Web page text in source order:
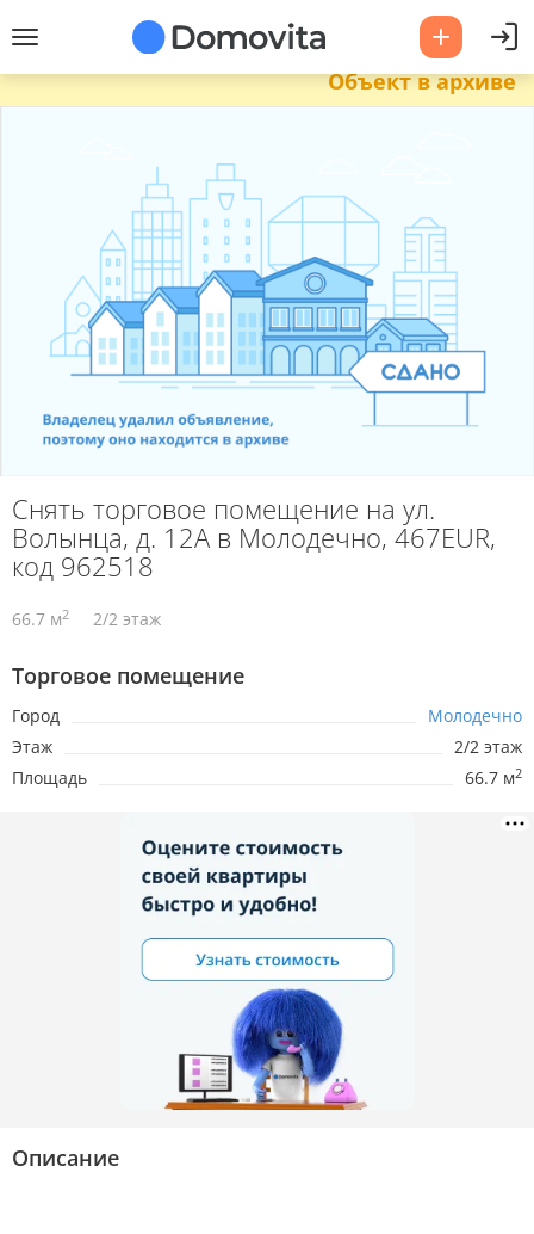
Объект в архиве
Снять торговое помещение на ул.
Волынца, д. 12А в Молодечно, 467EUR,
код 962518
66.7 м2 2/2 этаж
Торговое помещение
Город
Молодечно
Этаж
2/2 этаж
Площадь
66.7 м2
Описание